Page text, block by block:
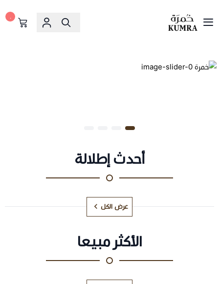
خمرة
٠
أحدث إطلالة
عرض الكل
الأكثر مبيعا